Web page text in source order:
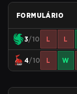
FORMULÁRIO
3/10 L L
4/10 L W